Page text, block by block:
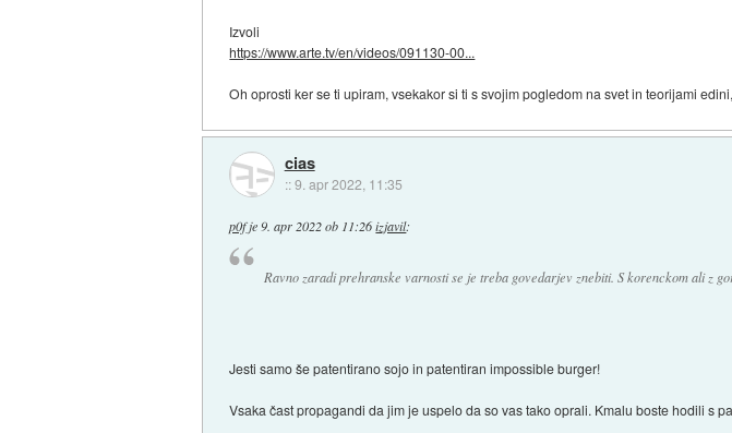
Izvoli
https://www.arte.tv/en/videos/091130-00...
Oh oprosti ker se ti upiram, vsekakor si ti s svojim pogledom na svet in teorijami
cias
::9. apr 2022, 11:35
p0fje 9. apr 2022 ob 11:26 izjavil:
Ravno zaradi prehranske varnosti se je treba govedarjev znebiti. S korenckom ali z
Jesti samo še patentirano sojo in patentiran impossible burger!
Vsaka čast propagandi da jim je uspelo da so vas tako oprali. Kmalu boste hodili s